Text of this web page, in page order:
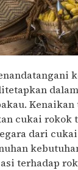
cukai rokok
dari
terhadap